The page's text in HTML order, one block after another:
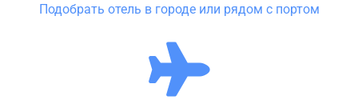
Подобрать отель в городе или рядом с портом